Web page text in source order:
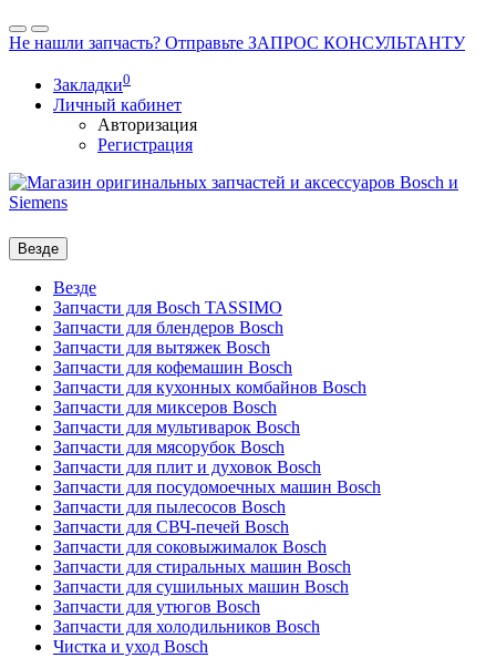
Не нашли запчасть? Отправьте ЗАПРОС КОНСУЛЬТАНТУ
Закладки0
Личный кабинет
Авторизация
Регистрация
Везде
Везде
Запчасти для Bosch TASSIMO
Запчасти для блендеров Bosch
Запчасти для вытяжек Bosch
Запчасти для кофемашин Bosch
Запчасти для кухонных комбайнов Bosch
Запчасти для миксеров Bosch
Запчасти для мультиварок Bosch
Запчасти для мясорубок Bosch
Запчасти для плит и духовок Bosch
Запчасти для посудомоечных машин Bosch
Запчасти для пылесосов Bosch
Запчасти для СВЧ-печей Bosch
Запчасти для соковыжималок Bosch
Запчасти для стиральных машин Bosch
Запчасти для сушильных машин Bosch
Запчасти для утюгов Bosch
Запчасти для холодильников Bosch
Чистка и уход Bosch